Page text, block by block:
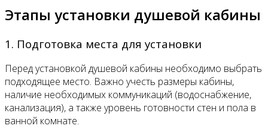
Этапы установки душевой кабины
1. Подготовка места для установки
Перед установкой душевой кабины необходимо выбрать
подходящее место. Важно учесть размеры кабины,
наличие необходимых коммуникаций (водоснабжение,
канализация), а также уровень готовности стен и пола в
ванной комнате.